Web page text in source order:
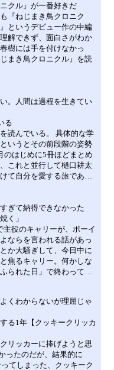
クル』が一番好きだ
『ねじまき鳥クロニク
というデビュー作の中編
解できず、面白さがわか
樹には手を付けなかっ
まき鳥クロニクル』を読
。人間は過程を生きてい
る
読んでいる。 具体的な学
いうとその前段階の姿勢
のはじめに5冊ほどまとめ
これと並行して樋口耕太
て自分を愛する旅であ…
ぎて納得できなかった
く」
主役のキャリーが、ボーイ
ならを言われる話があっ
か大騒ぎして、今日中に
焦るキャリー。何かしな
られた日」で終わって…
くわからないが理屈じゃ
る1年【クッキークリッカ
リッカーに捧げようと思
ったのだが、結果的に
てしまった、クッキーク